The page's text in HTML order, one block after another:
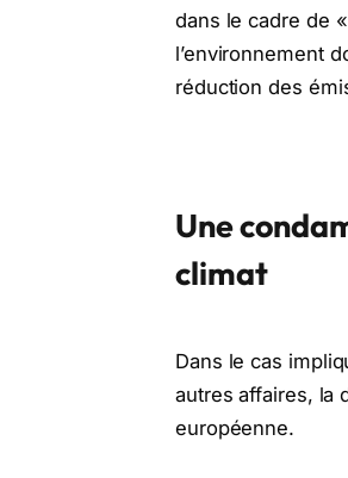
dans le cadre de
l’environnement
réduction des
Une
climat
Dans le cas
autres affaires, la
européenne.